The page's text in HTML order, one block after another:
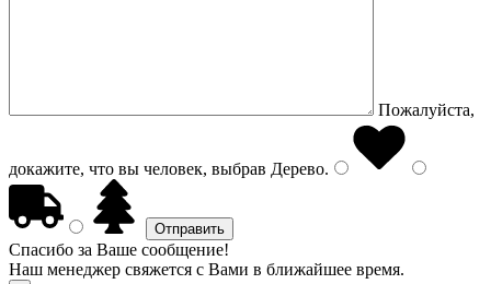
Пожалуйста,
докажите, что вы человек, выбрав Дерево.
Спасибо за Ваше сообщение!
Наш менеджер свяжется с Вами в ближайшее время.